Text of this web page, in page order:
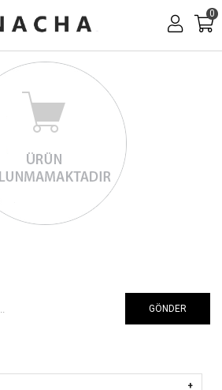
0
GÖNDER